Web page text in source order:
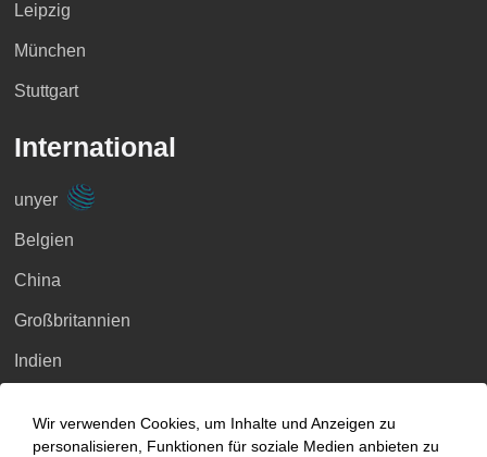
Leipzig
München
Stuttgart
International
unyer
Belgien
China
Großbritannien
Indien
Malaysia
Wir verwenden Cookies, um Inhalte und Anzeigen zu
personalisieren, Funktionen für soziale Medien anbieten zu